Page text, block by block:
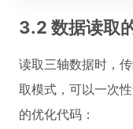
3.2 数据读取
读取三轴数据时，
取模式，可以一次
的优化代码：